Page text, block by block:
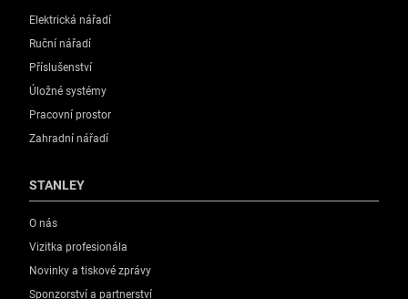
Elektrická nářadí
Ruční nářadí
Příslušenství
Úložné systémy
Pracovní prostor
Zahradní nářadí
STANLEY
O nás
Vizitka profesionála
Novinky a tiskové zprávy
Sponzorství a partnerství